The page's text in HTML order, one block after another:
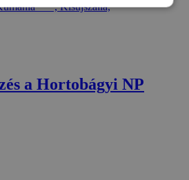
a Hortobágyi NP